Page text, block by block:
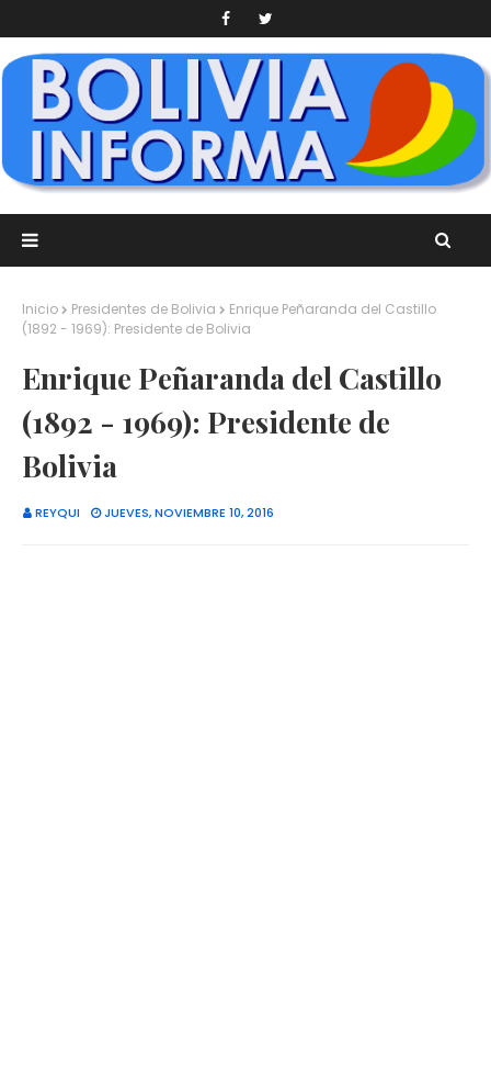
Inicio Presidentes de Bolivia
Enrique Peñaranda del Castillo
(1892 - 1969): Presidente de Bolivia
Enrique Peñaranda del Castillo
(1892 - 1969): Presidente de
Bolivia
REYQUI JUEVES, NOVIEMBRE 10, 2016